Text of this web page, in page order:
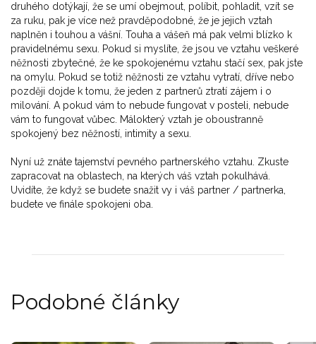
druhého dotýkají, že se umí obejmout, políbit, pohladit, vzít se
za ruku, pak je více než pravděpodobné, že je jejich vztah
naplněn i touhou a vášní. Touha a vášeň má pak velmi blízko k
pravidelnému sexu. Pokud si myslíte, že jsou ve vztahu veškeré
něžnosti zbytečné, že ke spokojenému vztahu stačí sex, pak jste
na omylu. Pokud se totiž něžnosti ze vztahu vytratí, dříve nebo
později dojde k tomu, že jeden z partnerů ztratí zájem i o
milování. A pokud vám to nebude fungovat v posteli, nebude
vám to fungovat vůbec. Málokterý vztah je oboustranně
spokojený bez něžností, intimity a sexu.
Nyní už znáte tajemství pevného partnerského vztahu. Zkuste
zapracovat na oblastech, na kterých váš vztah pokulhává.
Uvidíte, že když se budete snažit vy i váš partner / partnerka,
budete ve finále spokojeni oba.
Podobné články